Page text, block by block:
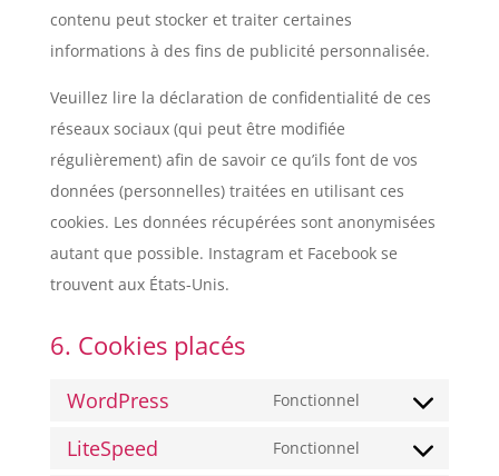
contenu peut stocker et traiter certaines
informations à des fins de publicité personnalisée.
Veuillez lire la déclaration de confidentialité de ces
réseaux sociaux (qui peut être modifiée
régulièrement) afin de savoir ce qu’ils font de vos
données (personnelles) traitées en utilisant ces
cookies. Les données récupérées sont anonymisées
autant que possible. Instagram et Facebook se
trouvent aux États-Unis.
6. Cookies placés
WordPress Fonctionnel
Consent
LiteSpeed Fonctionnel
Consent